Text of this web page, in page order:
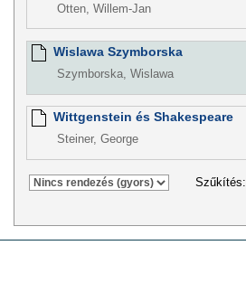
Otten, Willem-Jan
Wislawa Szymborska
Szymborska, Wislawa
Wittgenstein és Shakespeare
Steiner, George
Szűkítés: